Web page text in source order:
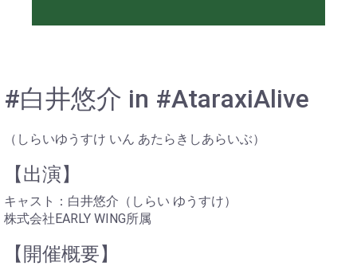
#白井悠介 in #AtaraxiAlive
（しらいゆうすけ いん あたらきしあらいぶ）
【出演】
キャスト：白井悠介（しらい ゆうすけ）
株式会社EARLY WING所属
【開催概要】